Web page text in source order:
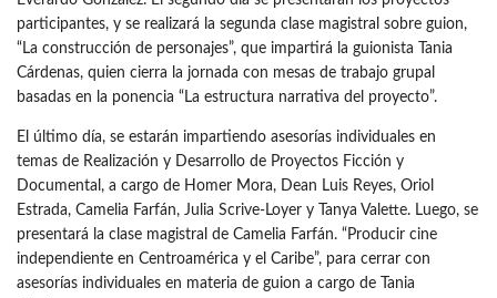
participantes, y se realizará la segunda clase magistral sobre guion,
“La construcción de personajes”, que impartirá la guionista Tania
Cárdenas, quien cierra la jornada con mesas de trabajo grupal
basadas en la ponencia “La estructura narrativa del proyecto”.
El último día, se estarán impartiendo asesorías individuales en
temas de Realización y Desarrollo de Proyectos Ficción y
Documental, a cargo de Homer Mora, Dean Luis Reyes, Oriol
Estrada, Camelia Farfán, Julia Scrive-Loyer y Tanya Valette. Luego, se
presentará la clase magistral de Camelia Farfán. “Producir cine
independiente en Centroamérica y el Caribe”, para cerrar con
asesorías individuales en materia de guion a cargo de Tania